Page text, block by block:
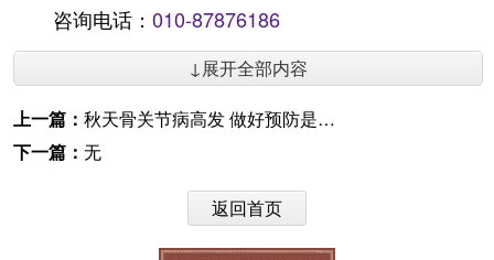
咨询电话： 010-87876186
↓展开全部内容
上一篇： 秋天骨关节病高发 做好预防是关键
下一篇： 无
返回首页